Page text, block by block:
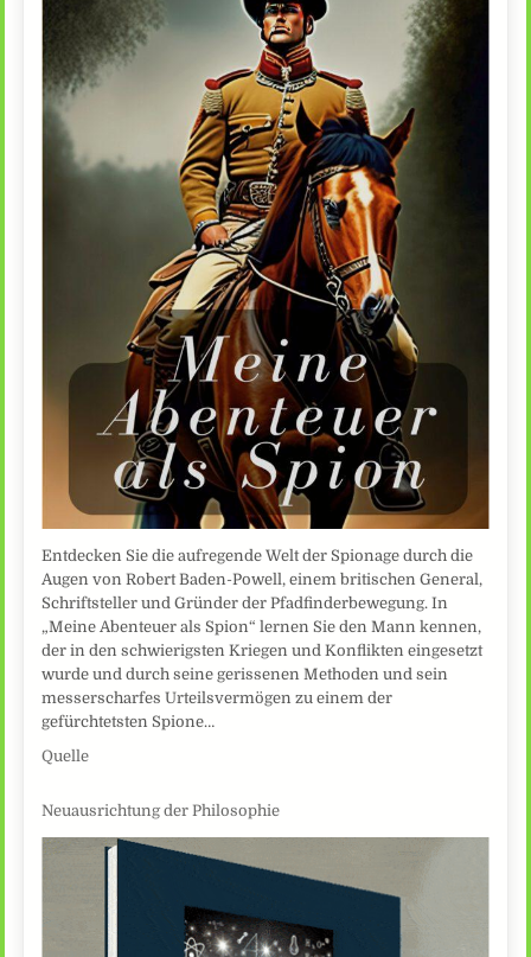
Entdecken Sie die aufregende Welt der Spionage durch die
Augen von Robert Baden-Powell, einem britischen General,
Schriftsteller und Gründer der Pfadfinderbewegung. In
„Meine Abenteuer als Spion“ lernen Sie den Mann kennen,
der in den schwierigsten Kriegen und Konflikten eingesetzt
wurde und durch seine gerissenen Methoden und sein
messerscharfes Urteilsvermögen zu einem der
gefürchtetsten Spione…
Quelle
Neuausrichtung der Philosophie